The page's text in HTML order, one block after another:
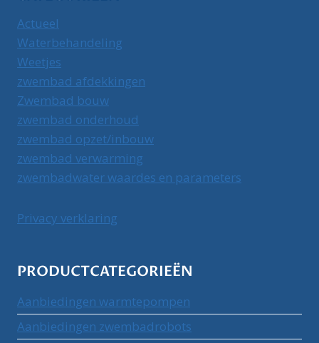
Actueel
Waterbehandeling
Weetjes
zwembad afdekkingen
Zwembad bouw
zwembad onderhoud
zwembad opzet/inbouw
zwembad verwarming
zwembadwater waardes en parameters
Privacy verklaring
PRODUCTCATEGORIEËN
Aanbiedingen warmtepompen
Aanbiedingen zwembadrobots